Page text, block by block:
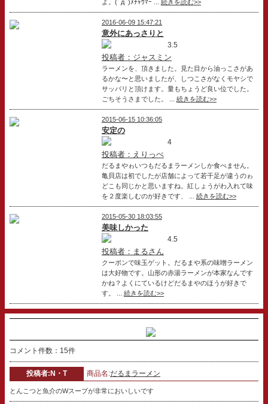
よ。(ﾟдﾟ)ﾒﾁｬｳﾏｰ ... 続きを読む>>
2016-06-09 15:47:21
意外にあっさりと
3.5
投稿者：ジャスミン
ラーメンを、頂きました。見た目から油っこさがあ
るかな〜と思いましたが、しつこさがなくモヤシで
サッパリと頂けます。量もちょうど良い位でした。
ごちそうさまでした。 ... 続きを読む>>
2015-06-15 10:36:05
安定の
4
投稿者：えりっぺ
だるまやゎいつもだるまラーメンしか食べません。
亀貝店は初でしたが店舗によって若干足が違うのゎ
どこも同じかと思いますね。紅しょうがわ入れて味
を２度楽しむのが好きです、 ... 続きを読む>>
2015-05-30 18:03:55
美味しかった
4.5
投稿者：まるさん
クーポンで味玉ゲット。だるまや系の味噌ラーメン
は大好物です。山形の赤湯ラーメンが本家なんです
かね？よくにているけどだるまやのほうが好きで
す。 ... 続きを読む>>
コメント件数：15件
投稿者:N・T 商品名:だるまラーメン
とんこつと魚介のWスープが非常においしいです